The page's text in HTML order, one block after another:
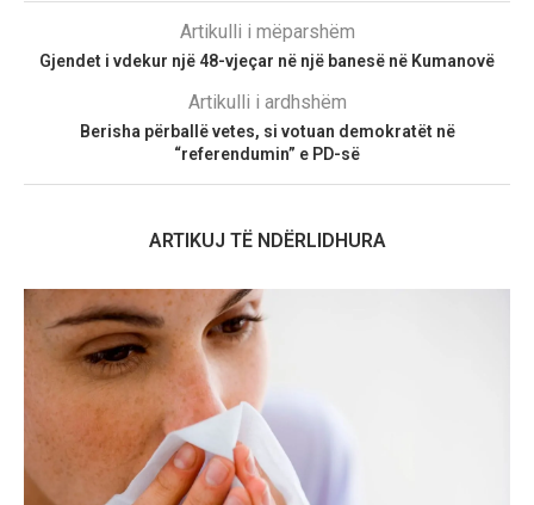
Artikulli i mëparshëm
Gjendet i vdekur një 48-vjeçar në një banesë në Kumanovë
Artikulli i ardhshëm
Berisha përballë vetes, si votuan demokratët në
“referendumin” e PD-së
ARTIKUJ TË NDËRLIDHURA